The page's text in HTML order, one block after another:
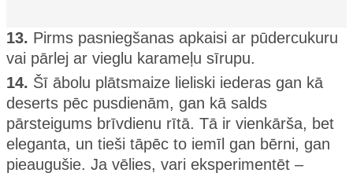
13. Pirms pasniegšanas apkaisi ar pūdercukuru
vai pārlej ar vieglu karameļu sīrupu.
14. Šī ābolu plātsmaize lieliski iederas gan kā
deserts pēc pusdienām, gan kā salds
pārsteigums brīvdienu rītā. Tā ir vienkārša, bet
eleganta, un tieši tāpēc to iemīl gan bērni, gan
pieaugušie. Ja vēlies, vari eksperimentēt –